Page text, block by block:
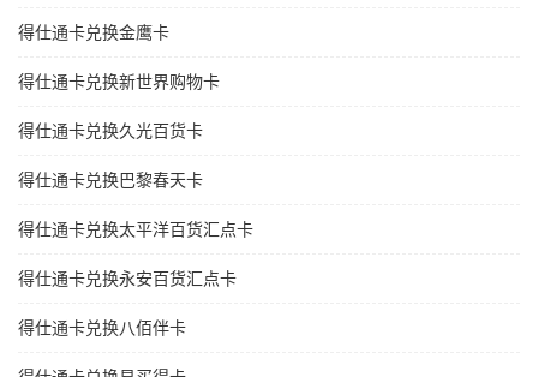
得仕通卡兑换金鹰卡
得仕通卡兑换新世界购物卡
得仕通卡兑换久光百货卡
得仕通卡兑换巴黎春天卡
得仕通卡兑换太平洋百货汇点卡
得仕通卡兑换永安百货汇点卡
得仕通卡兑换八佰伴卡